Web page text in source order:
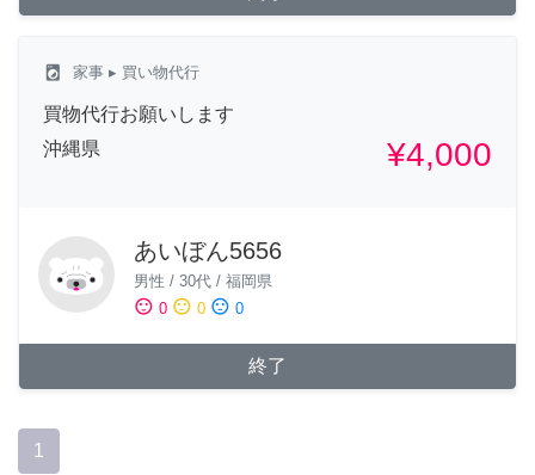
local_laundry_service 家事 ▸ 買い物代行
買物代行お願いします
沖縄県
¥4,000
あいぼん5656
男性 / 30代 / 福岡県
sentiment_satisfied 0 sentiment_neutral 0 sentiment_dissatisfied 0
終了
1